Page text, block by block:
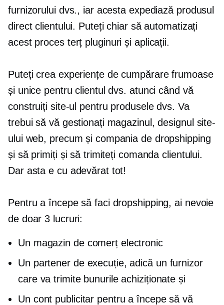
furnizorului dvs., iar acesta expediază produsul
direct clientului. Puteți chiar să automatizați
acest proces terț pluginuri și aplicații.
Puteți crea experiențe de cumpărare frumoase
și unice pentru clientul dvs. atunci când vă
construiți site-ul pentru produsele dvs. Va
trebui să vă gestionați magazinul, designul site-
ului web, precum și compania de dropshipping
și să primiți și să trimiteți comanda clientului.
Dar asta e cu adevărat tot!
Pentru a începe să faci dropshipping, ai nevoie
de doar 3 lucruri:
Un magazin de comerț electronic
Un partener de execuție, adică un furnizor
care va trimite bunurile achiziționate și
Un cont publicitar pentru a începe să vă